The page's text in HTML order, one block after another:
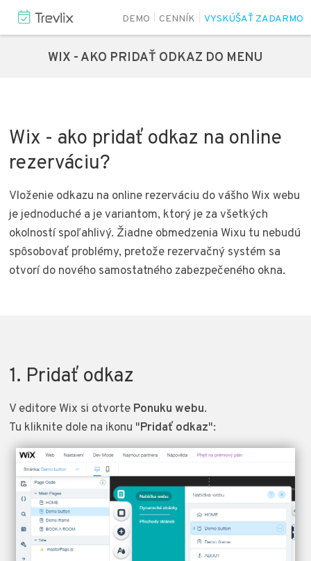
DEMO CENNÍK VYSKÚŠAŤ ZADARMO
WIX - AKO PRIDAŤ ODKAZ DO MENU
Wix - ako pridať odkaz na online
rezerváciu?
Vloženie odkazu na online rezerváciu do vášho Wix webu
je jednoduché a je variantom, ktorý je za všetkých
okolností spoľahlivý. Žiadne obmedzenia Wixu tu nebudú
spôsobovať problémy, pretože rezervačný systém sa
otvorí do nového samostatného zabezpečeného okna.
1. Pridať odkaz
V editore Wix si otvorte Ponuku webu.
Tu kliknite dole na ikonu "Pridať odkaz":